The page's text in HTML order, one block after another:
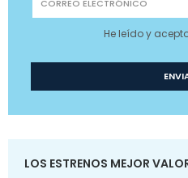
He leído y
LOS ESTRENOS MEJOR